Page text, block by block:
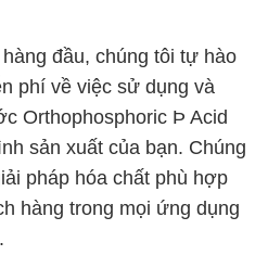
đầu, chúng tôi tự hào
phí về việc sử dụng và
Orthophosphoric Þ Acid
sản xuất của bạn. Chúng
pháp hóa chất phù hợp
hàng trong mọi ứng dụng